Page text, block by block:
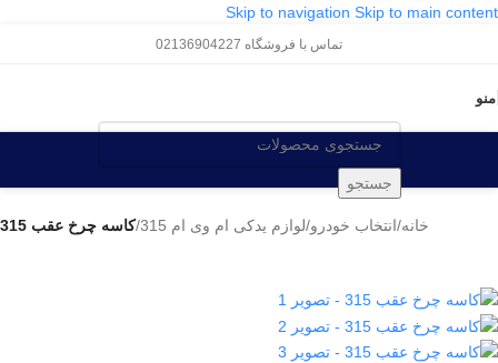
Skip to navigation Skip to main content
تماس با فروشگاه 02136904227
منو
جستجو
خانه/انتخاب خودرو/لوازم یدکی ام وی ام 315 /کاسه چرخ عقب 315